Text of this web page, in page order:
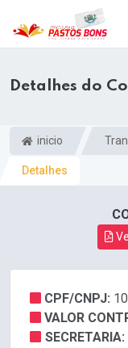
Detalhes do
inicio
Detalhes
CPF/CNPJ:
VALOR
SECRETARIA: